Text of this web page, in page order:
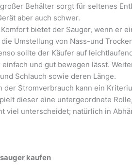
Behälter sorgt für seltenes
aber auch schwer.
bietet der Sauger, wenn er
Umstellung von Nass-und
sollte der Käufer auf
einfach und gut bewegen lässt.
Schlauch sowie deren Länge.
der Stromverbrauch kann ein
dieser eine untergeordnete
viel unterscheidet; natürlich in
kaufen